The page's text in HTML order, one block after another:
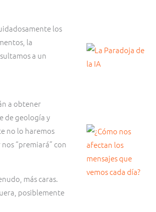
los
la
a un
a obtener
de geología y
no lo haremos
“premiará” con
más caras.
posiblemente